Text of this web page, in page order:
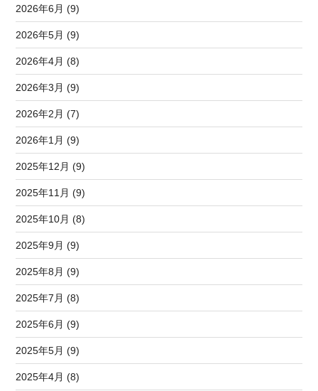
2026年6月 (9)
2026年5月 (9)
2026年4月 (8)
2026年3月 (9)
2026年2月 (7)
2026年1月 (9)
2025年12月 (9)
2025年11月 (9)
2025年10月 (8)
2025年9月 (9)
2025年8月 (9)
2025年7月 (8)
2025年6月 (9)
2025年5月 (9)
2025年4月 (8)